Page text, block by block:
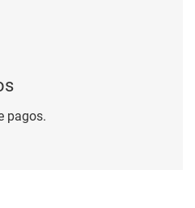
pagos.